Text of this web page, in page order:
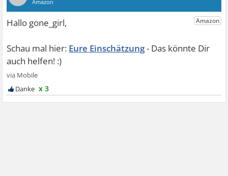
Eure Einschätzung
x 3